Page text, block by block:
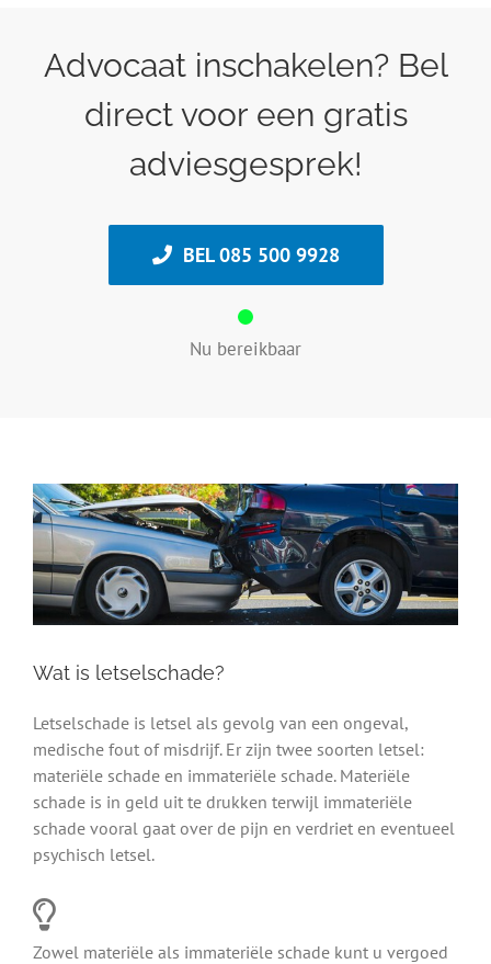
Advocaat inschakelen? Bel
direct voor een gratis
adviesgesprek!
BEL 085 500 9928
Nu bereikbaar
Wat is letselschade?
Letselschade is letsel als gevolg van een ongeval,
medische fout of misdrijf. Er zijn twee soorten letsel:
materiële schade en immateriële schade. Materiële
schade is in geld uit te drukken terwijl immateriële
schade vooral gaat over de pijn en verdriet en eventueel
psychisch letsel.
Zowel materiële als immateriële schade kunt u vergoed